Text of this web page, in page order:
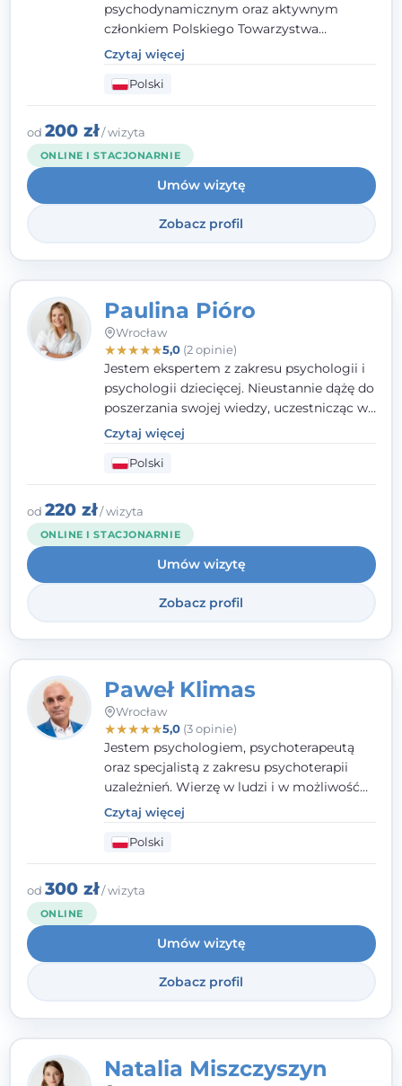
psychodynamicznym oraz aktywnym
członkiem Polskiego Towarzystwa
Psychoterapii Psychodynamicznej. W
mojej pracy zawodowej kładę duży nacisk
na uważne słuchanie Pacjenta. Interesuje
mnie szczególnie psychoterapia zaburzeń
osobowości, zaburzeń nerwicowych i
lękowych, a także zagadnienia związane z
małżeństwem i rodziną, w tym problemy w
relacjach rodzinnych. Nie specjalizuję się w
uzależnieniach.
Czytaj więcej
Polski
od 200 zł/ wizyta
ONLINE I STACJONARNIE
Umów wizytę
Zobacz profil
Paulina Pióro
Wrocław
★★★★★5,0(2 opinie)
Jestem ekspertem z zakresu psychologii i
psychologii dziecięcej. Nieustannie dążę do
poszerzania swojej wiedzy, uczestnicząc w
różnorodnych szkoleniach. Pracując z
dziećmi, młodzieżą i młodymi dorosłymi
niezwykle ważne jest dla mnie poczucie
bezpieczeństwa, zrozumienia oraz wolności
w wyrażaniu swojego zdania. Kieruję się
etyką zawodową, wierząc, że każdy
człowiek powinien otrzymać wsparcie i
pomoc, by poradzić sobie ze swoimi
problemami.
Czytaj więcej
Polski
od 220 zł/ wizyta
ONLINE I STACJONARNIE
Umów wizytę
Zobacz profil
Paweł Klimas
Wrocław
★★★★★5,0(3 opinie)
Jestem psychologiem, psychoterapeutą
oraz specjalistą z zakresu psychoterapii
uzależnień. Wierzę w ludzi i w możliwość
wprowadzenia zmian w ich życiu. Bardzo
często przekonuje się o tym, że każdy z nas,
w tym Ty i ja, ma wpływ na swoje
szczęście. Należy uwierzyć w siebie i działać
w obranym kierunku.
Czytaj więcej
Polski
od 300 zł/ wizyta
ONLINE
Umów wizytę
Zobacz profil
Natalia Miszczyszyn